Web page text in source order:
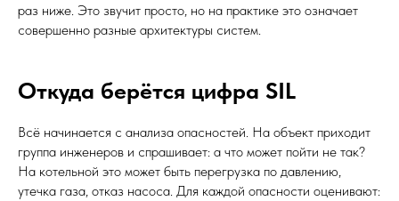
раз ниже. Это звучит просто, но на практике это означает
совершенно разные архитектуры систем.
Откуда берётся цифра SIL
Всё начинается с анализа опасностей. На объект приходит
группа инженеров и спрашивает: а что может пойти не так?
На котельной это может быть перегрузка по давлению,
утечка газа, отказ насоса. Для каждой опасности оценивают: